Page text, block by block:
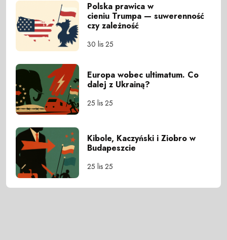
Polska prawica w
cieniu Trumpa — suwerenność
czy zależność
30 lis 25
Europa wobec ultimatum. Co
dalej z Ukrainą?
25 lis 25
Kibole, Kaczyński i Ziobro w
Budapeszcie
25 lis 25